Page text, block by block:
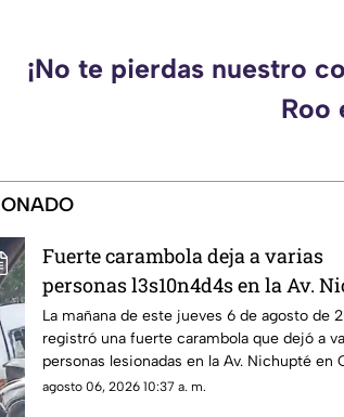
¡No te pierdas nuestro
Roo
Fuerte carambola deja a varias
personas l3s10n4d4s en la Av.
de Cancún HOY, jueves 6 de
2026; se reporta tráfico pesado
La mañana de este jueves 6 de agosto de
registró una fuerte carambola que dejó a
personas lesionadas en la Av. Nichupté en
agosto 06, 2026 10:37 a. m.